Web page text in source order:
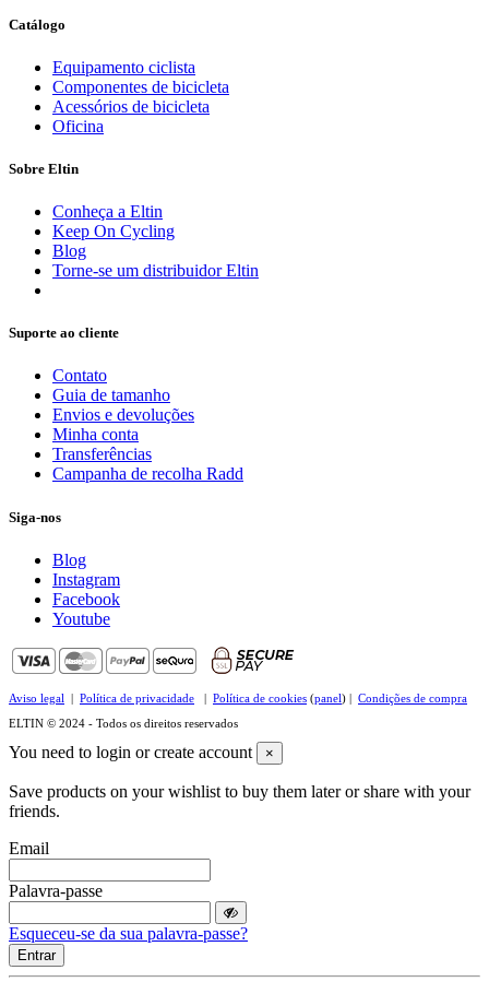
Catálogo
Equipamento ciclista
Componentes de bicicleta
Acessórios de bicicleta
Oficina
Sobre Eltin
Conheça a Eltin
Keep On Cycling
Blog
Torne-se um distribuidor Eltin
Suporte ao cliente
Contato
Guia de tamanho
Envios e devoluções
Minha conta
Transferências
Campanha de recolha Radd
Siga-nos
Blog
Instagram
Facebook
Youtube
Aviso legal | Política de privacidade | Política de cookies (panel) | Condições de compra
ELTIN © 2024 - Todos os direitos reservados
You need to login or create account ×
Save products on your wishlist to buy them later or share with your
friends.
Email
Palavra-passe
Esqueceu-se da sua palavra-passe?
Entrar